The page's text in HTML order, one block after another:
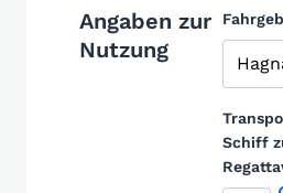
Angaben zur
Nutzung
Schiff